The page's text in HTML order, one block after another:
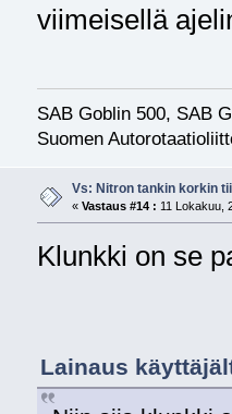
viimeisellä
SAB Goblin 500, SAB
Suomen
Vs: Nitron tankin korkin
« Vastaus #14 : 11 Lokakuu,
Klunkki on se
Lainaus